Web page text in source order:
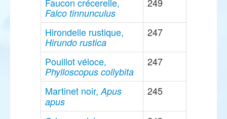
Faucon crécerelle,
Falco tinnunculus
249
Hirondelle rustique,
Hirundo rustica
247
Pouillot véloce,
Phylloscopus collybita
247
Martinet noir,Apus
apus
245